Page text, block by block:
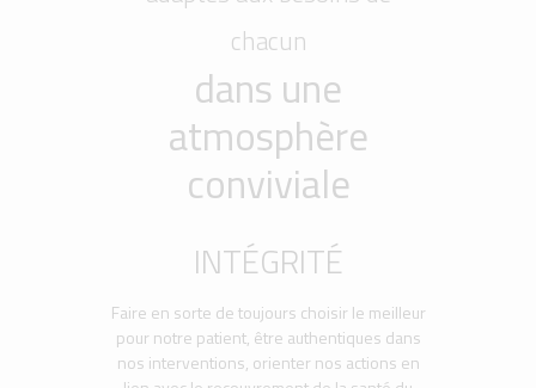
chacun
dans une
atmosphère
conviviale
INTÉGRITÉ
Faire en sorte de toujours choisir le meilleur
pour notre patient, être authentiques dans
nos interventions, orienter nos actions en